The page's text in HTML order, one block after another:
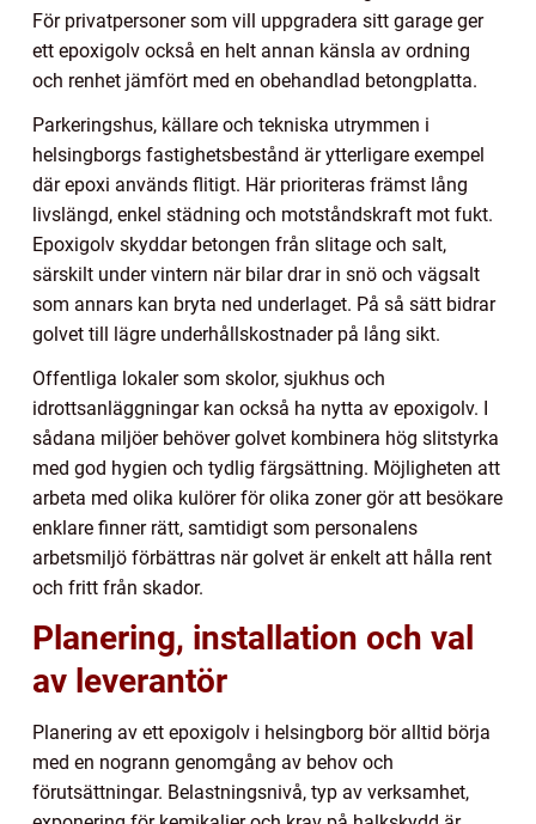
För privatpersoner som vill uppgradera sitt garage ger
ett epoxigolv också en helt annan känsla av ordning
och renhet jämfört med en obehandlad betongplatta.
Parkeringshus, källare och tekniska utrymmen i
helsingborgs fastighetsbestånd är ytterligare exempel
där epoxi används flitigt. Här prioriteras främst lång
livslängd, enkel städning och motståndskraft mot fukt.
Epoxigolv skyddar betongen från slitage och salt,
särskilt under vintern när bilar drar in snö och vägsalt
som annars kan bryta ned underlaget. På så sätt bidrar
golvet till lägre underhållskostnader på lång sikt.
Offentliga lokaler som skolor, sjukhus och
idrottsanläggningar kan också ha nytta av epoxigolv. I
sådana miljöer behöver golvet kombinera hög slitstyrka
med god hygien och tydlig färgsättning. Möjligheten att
arbeta med olika kulörer för olika zoner gör att besökare
enklare finner rätt, samtidigt som personalens
arbetsmiljö förbättras när golvet är enkelt att hålla rent
och fritt från skador.
Planering, installation och val
av leverantör
Planering av ett epoxigolv i helsingborg bör alltid börja
med en nogrann genomgång av behov och
förutsättningar. Belastningsnivå, typ av verksamhet,